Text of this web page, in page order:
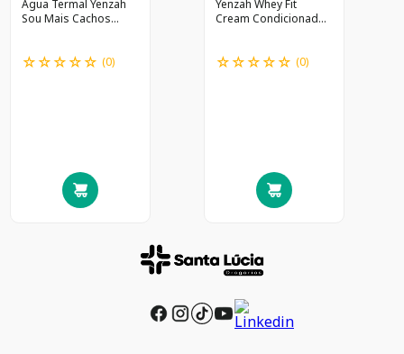
Água Termal Yenzah
Sou Mais Cachos
☆☆☆☆☆ (0)
Yenzah Whey Fit
Cream Condicionador
☆☆☆☆☆ (0)